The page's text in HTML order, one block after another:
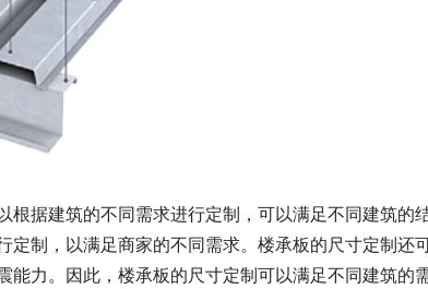
据建筑的不同需求进行定制，可以满足不同建筑的
制，以满足商家的不同需求。楼承板的尺寸定制还
力。因此，楼承板的尺寸定制可以满足不同建筑的